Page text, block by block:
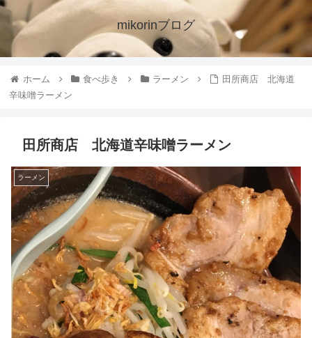
mikorinブログ
ホーム 食べ歩き ラーメン
田所商店 北海道
辛味噌ラーメン
田所商店 北海道辛味噌ラーメン
ラーメン